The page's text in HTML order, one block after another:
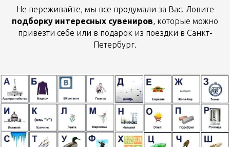
Не переживайте, мы все продумали за Вас. Ловите
подборку интересных сувениров, которые можно
привезти себе или в подарок из поездки в Санкт-
Петербург.